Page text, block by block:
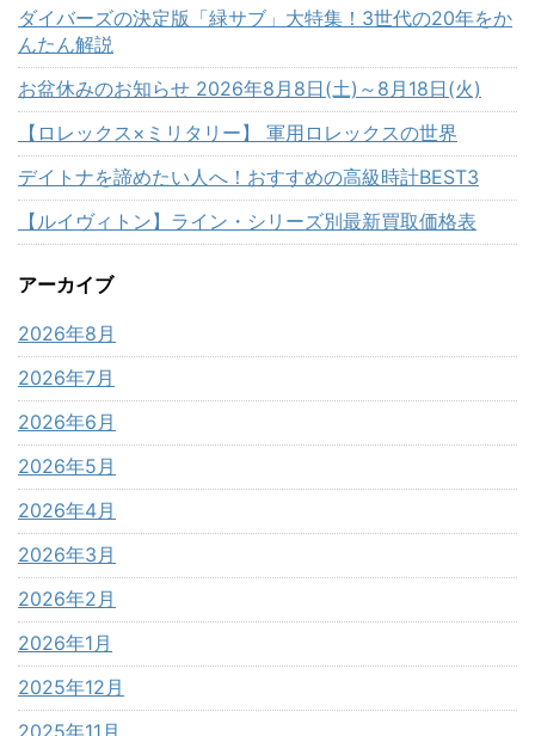
ダイバーズの決定版「緑サブ」大特集！3世代の20年をか
んたん解説
お盆休みのお知らせ 2026年8月8日(土)～8月18日(火)
【ロレックス×ミリタリー】 軍用ロレックスの世界
デイトナを諦めたい人へ！おすすめの高級時計BEST3
【ルイヴィトン】ライン・シリーズ別最新買取価格表
アーカイブ
2026年8月
2026年7月
2026年6月
2026年5月
2026年4月
2026年3月
2026年2月
2026年1月
2025年12月
2025年11月